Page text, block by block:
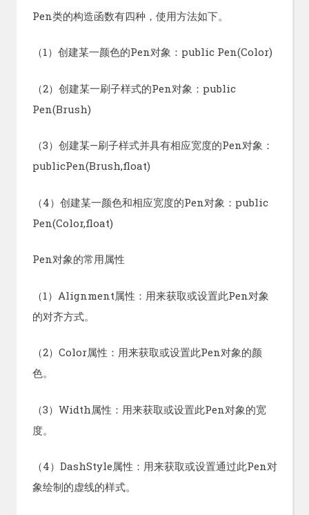
Pen类的构造函数有四种，使用方法如下。
（1）创建某一颜色的Pen对象：public Pen(Color)
（2）创建某一刷子样式的Pen对象：public
Pen(Brush)
（3）创建某—刷子样式并具有相应宽度的Pen对象：
publicPen(Brush,float)
（4）创建某一颜色和相应宽度的Pen对象：public
Pen(Color,float)
Pen对象的常用属性
（1）Alignment属性：用来获取或设置此Pen对象
的对齐方式。
（2）Color属性：用来获取或设置此Pen对象的颜
色。
（3）Width属性：用来获取或设置此Pen对象的宽
度。
（4）DashStyle属性：用来获取或设置通过此Pen对
象绘制的虚线的样式。